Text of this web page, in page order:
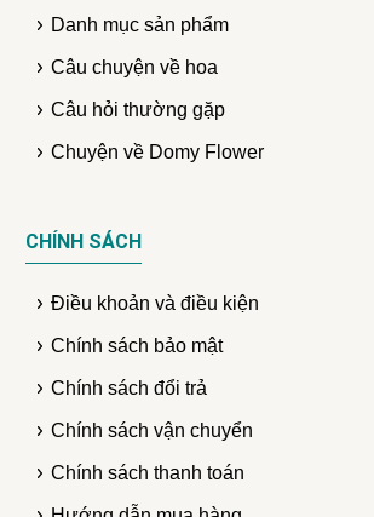
Danh mục sản phẩm
Câu chuyện về hoa
Câu hỏi thường gặp
Chuyện về Domy Flower
CHÍNH SÁCH
Điều khoản và điều kiện
Chính sách bảo mật
Chính sách đổi trả
Chính sách vận chuyển
Chính sách thanh toán